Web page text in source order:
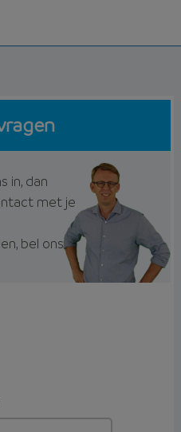
in, dan
met je
bel ons